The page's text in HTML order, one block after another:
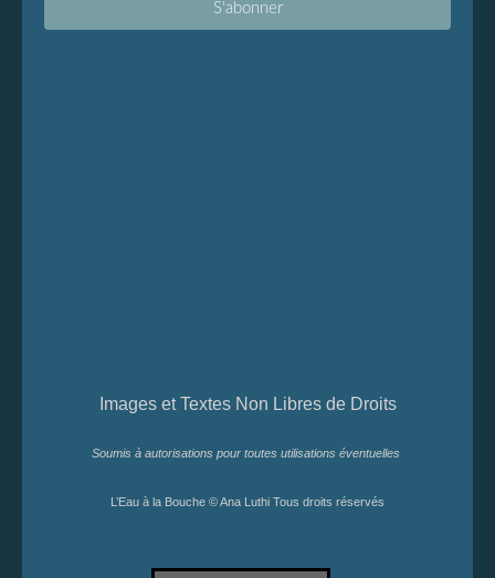
Images et Textes Non Libres de Droits
Soumis à autorisations pour toutes utilisations éventuelles
L’Eau à la Bouche © Ana Luthi Tous droits réservés